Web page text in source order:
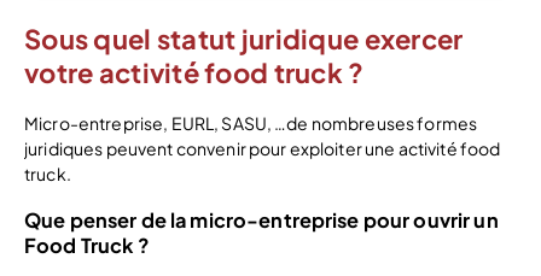
Sous quel statut juridique exercer
votre activité food truck ?
Micro-entreprise, EURL, SASU, …de nombreuses formes
juridiques peuvent convenir pour exploiter une activité food
truck.
Que penser de la micro-entreprise pour ouvrir un
Food Truck ?